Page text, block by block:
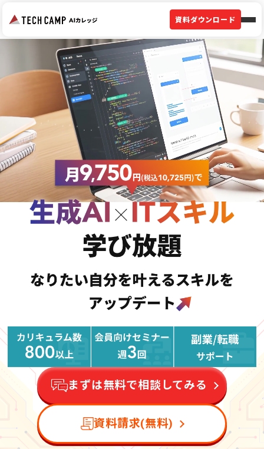
資料ダウンロード
まずは無料で相談してみる
資料請求(無料)